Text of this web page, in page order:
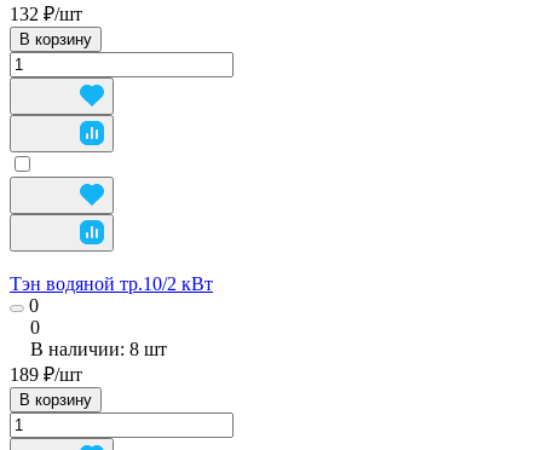
132 ₽/шт
В корзину
Тэн водяной тр.10/2 кВт
0
0
В наличии: 8 шт
189 ₽/шт
В корзину